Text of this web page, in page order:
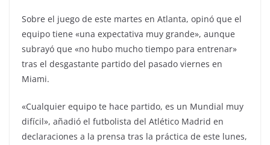
Sobre el juego de este martes en Atlanta, opinó que el
equipo tiene «una expectativa muy grande», aunque
subrayó que «no hubo mucho tiempo para entrenar»
tras el desgastante partido del pasado viernes en
Miami.
«Cualquier equipo te hace partido, es un Mundial muy
difícil», añadió el futbolista del Atlético Madrid en
declaraciones a la prensa tras la práctica de este lunes,